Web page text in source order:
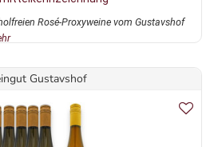
Rosé-Proxyweine vom Gustavshof
Gustavshof